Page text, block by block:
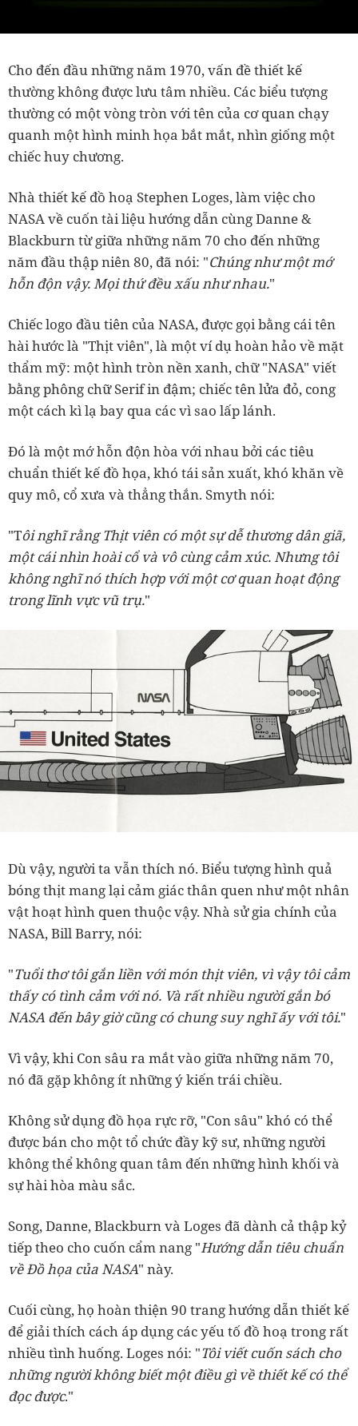
Cho đến đầu những năm 1970, vấn đề thiết kế
thường không được lưu tâm nhiều. Các biểu tượng
thường có một vòng tròn với tên của cơ quan chạy
quanh một hình minh họa bắt mắt, nhìn giống một
chiếc huy chương.
Nhà thiết kế đồ hoạ Stephen Loges, làm việc cho
NASA về cuốn tài liệu hướng dẫn cùng Danne &
Blackburn từ giữa những năm 70 cho đến những
năm đầu thập niên 80, đã nói: "Chúng như một mớ
hỗn độn vậy. Mọi thứ đều xấu như nhau."
Chiếc logo đầu tiên của NASA, được gọi bằng cái tên
hài hước là "Thịt viên", là một ví dụ hoàn hảo về mặt
thẩm mỹ: một hình tròn nền xanh, chữ "NASA" viết
bằng phông chữ Serif in đậm; chiếc tên lửa đỏ, cong
một cách kì lạ bay qua các vì sao lấp lánh.
Đó là một mớ hỗn độn hòa với nhau bởi các tiêu
chuẩn thiết kế đồ họa, khó tái sản xuất, khó khăn về
quy mô, cổ xưa và thẳng thắn. Smyth nói:
"Tôi nghĩ rằng Thịt viên có một sự dễ thương dân giã,
một cái nhìn hoài cổ và vô cùng cảm xúc. Nhưng tôi
không nghĩ nó thích hợp với một cơ quan hoạt động
trong lĩnh vực vũ trụ."
Dù vậy, người ta vẫn thích nó. Biểu tượng hình quả
bóng thịt mang lại cảm giác thân quen như một nhân
vật hoạt hình quen thuộc vậy. Nhà sử gia chính của
NASA, Bill Barry, nói:
"Tuổi thơ tôi gắn liền với món thịt viên, vì vậy tôi cảm
thấy có tình cảm với nó. Và rất nhiều người gắn bó
NASA đến bây giờ cũng có chung suy nghĩ ấy với tôi."
Vì vậy, khi Con sâu ra mắt vào giữa những năm 70,
nó đã gặp không ít những ý kiến trái chiều.
Không sử dụng đồ họa rực rỡ, "Con sâu" khó có thể
được bán cho một tổ chức đầy kỹ sư, những người
không thể không quan tâm đến những hình khối và
sự hài hòa màu sắc.
Song, Danne, Blackburn và Loges đã dành cả thập kỷ
tiếp theo cho cuốn cẩm nang "Hướng dẫn tiêu chuẩn
về Đồ họa của NASA" này.
Cuối cùng, họ hoàn thiện 90 trang hướng dẫn thiết kế
để giải thích cách áp dụng các yếu tố đồ hoạ trong rất
nhiều tình huống. Loges nói: "Tôi viết cuốn sách cho
những người không biết một điều gì về thiết kế có thể
đọc được."